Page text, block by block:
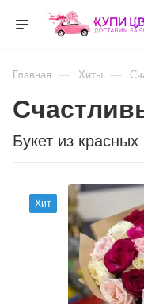
Главная — Хиты —
Букет из
Хит